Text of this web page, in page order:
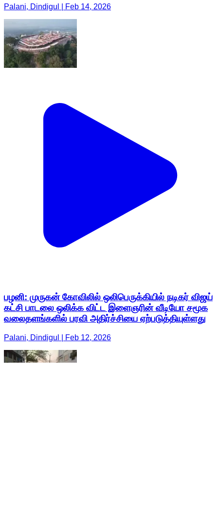
Palani, Dindigul | Feb 14, 2026
பழனி: முருகன் கோவிலில் ஒலிபெருக்கியில் நடிகர் விஜய்
கட்சி பாடலை ஒலிக்க விட்ட இளைஞரின் வீடியோ சமூக
வலைதளங்களில் பரவி அதிர்ச்சியை ஏற்படுத்தியுள்ளது
Palani, Dindigul | Feb 12, 2026